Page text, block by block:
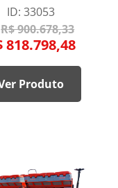
ID: 33053
R$ 900.678,33
818.798,48
Produto